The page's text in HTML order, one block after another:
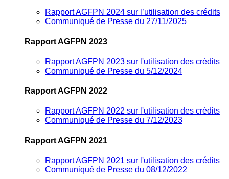
Rapport AGFPN 2024 sur l’utilisation des crédits
Communiqué de Presse du 27/11/2025
Rapport AGFPN 2023
Rapport AGFPN 2023 sur l'utilisation des crédits
Communiqué de Presse du 5/12/2024
Rapport AGFPN 2022
Rapport AGFPN 2022 sur l'utilisation des crédits
Communiqué de Presse du 7/12/2023
Rapport AGFPN 2021
Rapport AGFPN 2021 sur l'utilisation des crédits
Communiqué de Presse du 08/12/2022